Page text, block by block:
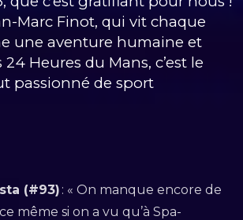
Marc Finot, qui vit chaque
une aventure humaine et
24 Heures du Mans, c’est le
passionné de sport
(#93) : « On manque encore de
même si on a vu qu’à Spa-